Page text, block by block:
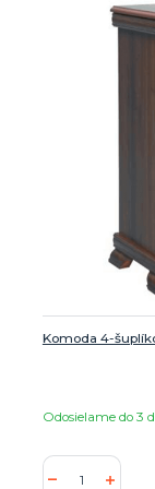
Komoda 4-
Odosielame do 3